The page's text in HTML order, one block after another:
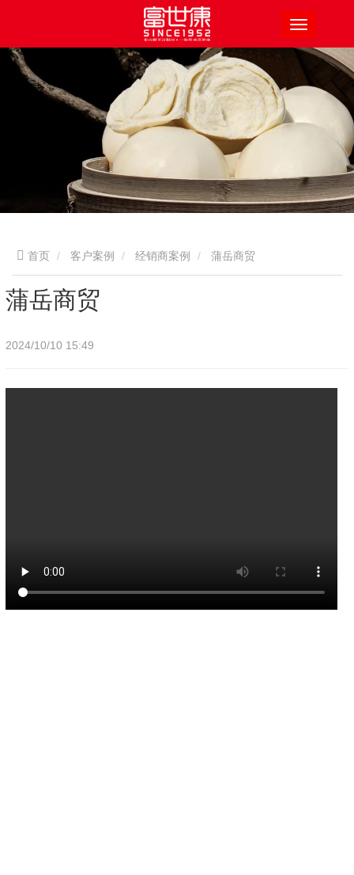
首页 客户案例 经销商案例 蒲岳商贸
蒲岳商贸
2024/10/10 15:49